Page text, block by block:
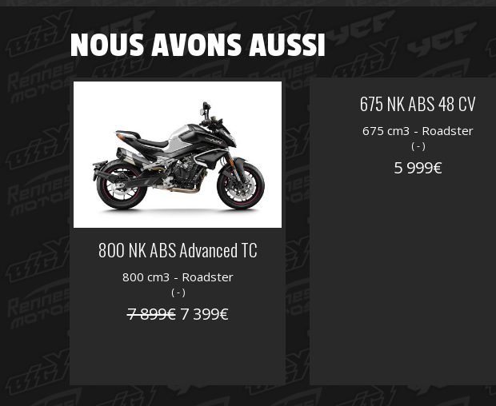
NOUS AVONS AUSSI
800 NK ABS Advanced TC
800 cm3 - Roadster
( - )
7 899€7 399€
675 NK ABS 48 CV
675 cm3 - Roadster
( - )
5 999€